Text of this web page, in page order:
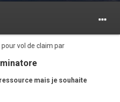
vol de claim par
mais je souhaite